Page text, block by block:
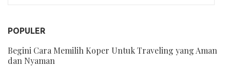
POPULER
Begini Cara Memilih Koper Untuk Traveling yang Aman
dan Nyaman